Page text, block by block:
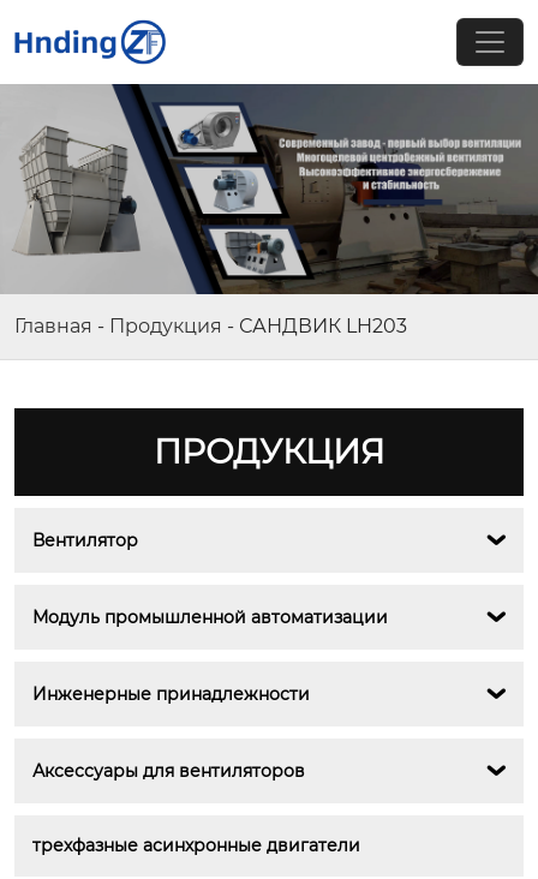
Главная - Продукция - САНДВИК LH203
ПРОДУКЦИЯ
Вентилятор 
Модуль промышленной автоматизации 
Инженерные принадлежности 
Аксессуары для вентиляторов 
трехфазные асинхронные двигатели